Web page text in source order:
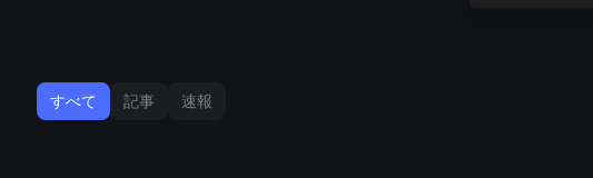
すべて 記事 速報